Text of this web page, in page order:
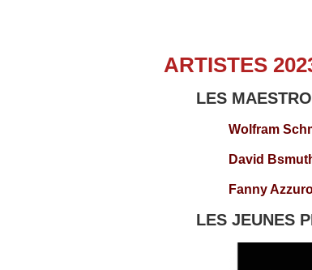
ARTISTES
LES MAESTRO
Wolfram
David
Fanny
LES JEUNES